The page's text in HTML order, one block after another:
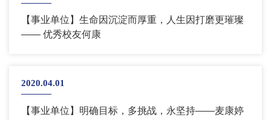
【事业单位】生命因沉淀而厚重，人生因打磨更璀璨
—— 优秀校友何康
2020.04.01
【事业单位】明确目标，多挑战，永坚持——麦康婷